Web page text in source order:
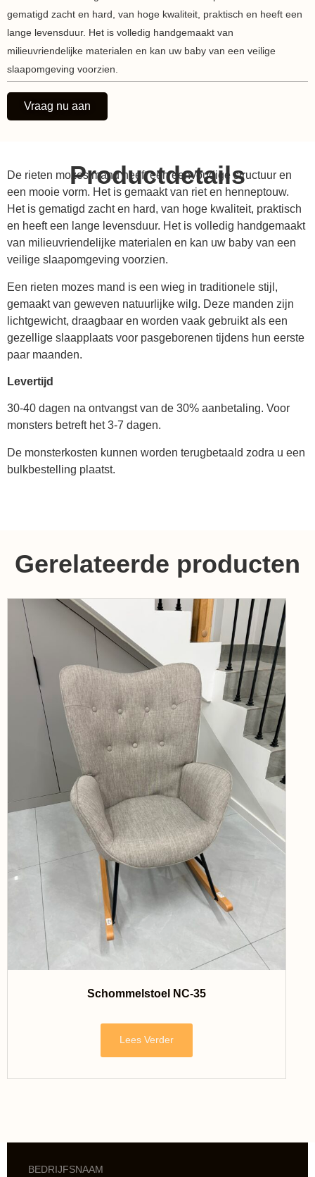
gematigd zacht en hard, van hoge kwaliteit, praktisch en heeft een
lange levensduur. Het is volledig handgemaakt van
milieuvriendelijke materialen en kan uw baby van een veilige
slaapomgeving voorzien.
Vraag nu aan
Productdetails
De rieten mozes mand heeft een eenvoudige structuur en
een mooie vorm. Het is gemaakt van riet en henneptouw.
Het is gematigd zacht en hard, van hoge kwaliteit, praktisch
en heeft een lange levensduur. Het is volledig handgemaakt
van milieuvriendelijke materialen en kan uw baby van een
veilige slaapomgeving voorzien.
Een rieten mozes mand is een wieg in traditionele stijl,
gemaakt van geweven natuurlijke wilg. Deze manden zijn
lichtgewicht, draagbaar en worden vaak gebruikt als een
gezellige slaapplaats voor pasgeborenen tijdens hun eerste
paar maanden.
Levertijd
30-40 dagen na ontvangst van de 30% aanbetaling. Voor
monsters betreft het 3-7 dagen.
De monsterkosten kunnen worden terugbetaald zodra u een
bulkbestelling plaatst.
Gerelateerde producten
Schommelstoel NC-35
Lees Verder
BEDRIJFSNAAM